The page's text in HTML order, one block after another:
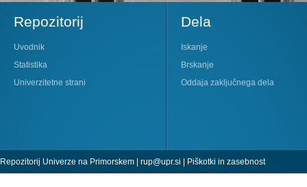
Repozitorij
Uvodnik
Statistika
Univerzitetne strani
Dela
Iskanje
Brskanje
Oddaja zaključnega dela
Repozitorij Univerze na Primorskem | rup@upr.si | Piškotki in zasebnost